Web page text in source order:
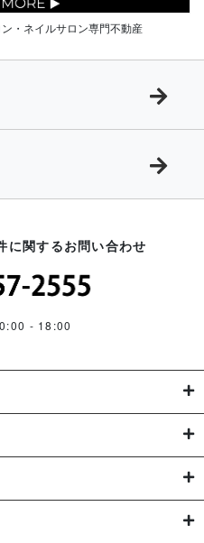
・ネイルサロン専門不動産
に関するお問い合わせ
- 18:00